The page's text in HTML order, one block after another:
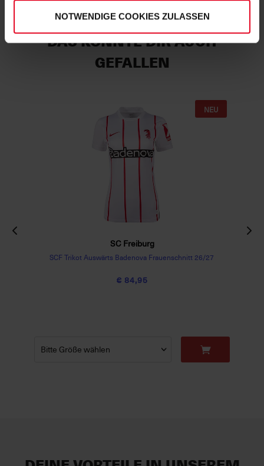
NOTWENDIGE COOKIES ZULASSEN
DAS KÖNNTE DIR AUCH
GEFALLEN
SC Freiburg
SCF Trikot Auswärts Badenova Frauenschnitt 26/27
€ 84,95
NEU